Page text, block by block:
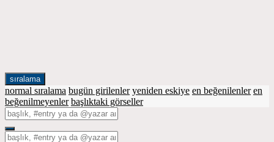
sıralama
normal sıralama bugün girilenler yeniden eskiye en beğenilenler en
beğenilmeyenler başlıktaki görseller